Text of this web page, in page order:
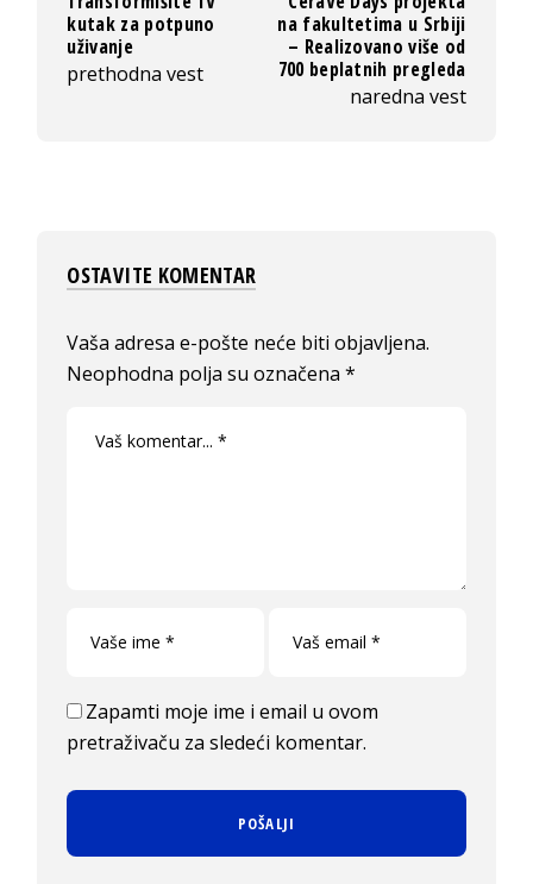
kutak za potpuno
uživanje
prethodna vest
na fakultetima u Srbiji
– Realizovano više od
700 beplatnih pregleda
naredna vest
OSTAVITE KOMENTAR
Vaša adresa e-pošte neće biti objavljena.
Neophodna polja su označena*
Zapamti moje ime i email u ovom
pretraživaču za sledeći komentar.